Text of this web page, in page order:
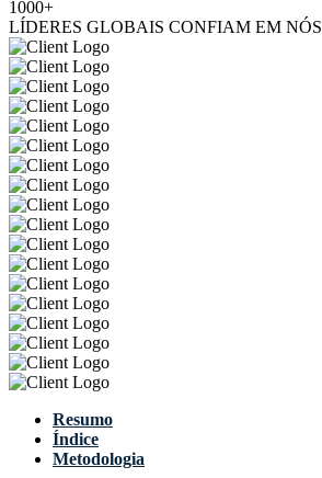
1000+
LÍDERES GLOBAIS CONFIAM EM NÓS
Resumo
Índice
Metodologia